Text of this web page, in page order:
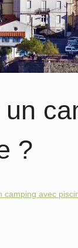
?
avec